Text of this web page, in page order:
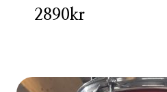
2890kr